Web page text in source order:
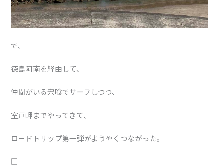
で、
徳島阿南を経由して、
仲間がいる宍喰でサーフしつつ、
室戸岬までやってきて、
ロードトリップ第一弾がようやくつながった。
□